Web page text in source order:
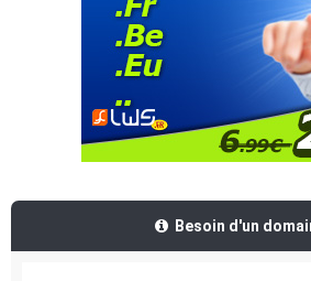
Besoin d'un